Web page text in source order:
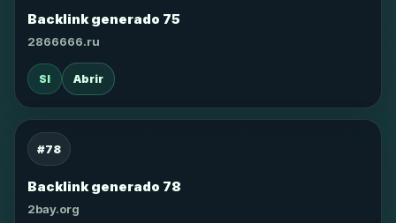
Backlink generado 75
2866666.ru
SI Abrir
#78
Backlink generado 78
2bay.org